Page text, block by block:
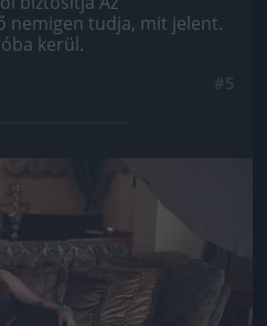
nemigen tudja, mit jelent.
kerül.
kép!